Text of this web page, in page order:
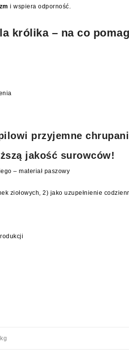
i wspiera odporność.
królika – na co
przyjemne
jakość surowców!
– materiał paszowy
ziołowych, 2) jako uzupełnienie